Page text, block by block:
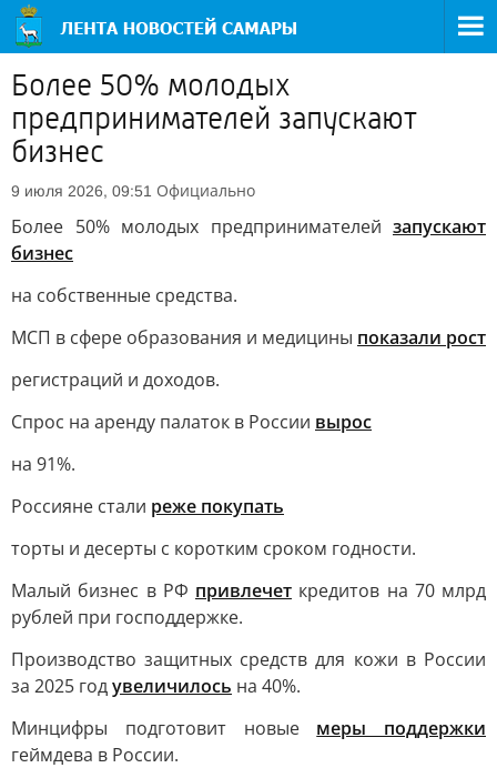
Более 50% молодых
предпринимателей запускают
бизнес
9 июля 2026, 09:51 Официально
Более 50% молодых предпринимателей запускают
бизнес
на собственные средства.
МСП в сфере образования и медицины показали рост
регистраций и доходов.
Спрос на аренду палаток в России вырос
на 91%.
Россияне стали реже покупать
торты и десерты с коротким сроком годности.
Малый бизнес в РФ привлечет кредитов на 70 млрд
рублей при господдержке.
Производство защитных средств для кожи в России
за 2025 годувеличилось на 40%.
Минцифры подготовит новые меры поддержки
геймдева в России.